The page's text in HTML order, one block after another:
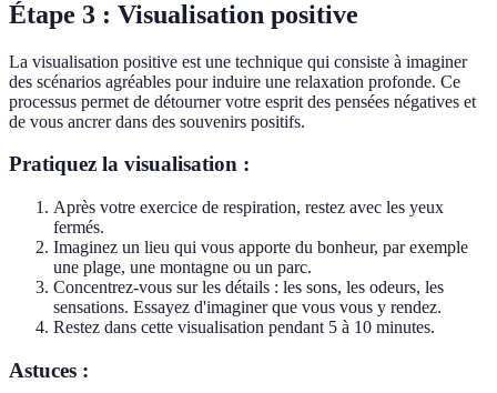
Étape 3 : Visualisation positive
La visualisation positive est une technique qui consiste à imaginer
des scénarios agréables pour induire une relaxation profonde. Ce
processus permet de détourner votre esprit des pensées négatives et
de vous ancrer dans des souvenirs positifs.
Pratiquez la visualisation :
Après votre exercice de respiration, restez avec les yeux
fermés.
Imaginez un lieu qui vous apporte du bonheur, par exemple
une plage, une montagne ou un parc.
Concentrez-vous sur les détails : les sons, les odeurs, les
sensations. Essayez d'imaginer que vous vous y rendez.
Restez dans cette visualisation pendant 5 à 10 minutes.
Astuces :